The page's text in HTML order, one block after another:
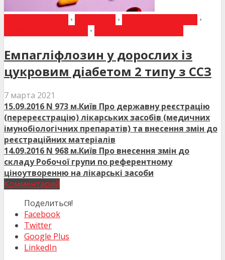
• •
•
•
Емпагліфлозин у дорослих із
цукровим діабетом 2 типу з ССЗ
7 марта 2021
15.09.2016 N 973 м.Київ Про державну реєстрацію
(перереєстрацію) лікарських засобів (медичних
імунобіологічних препаратів) та внесення змін до
реєстраційних матеріалів
14.09.2016 N 968 м.Київ Про внесення змін до
складу Робочої групи по референтному
ціноутворенню на лікарські засоби
Комментарий
Поделиться!
Facebook
Twitter
Google Plus
LinkedIn